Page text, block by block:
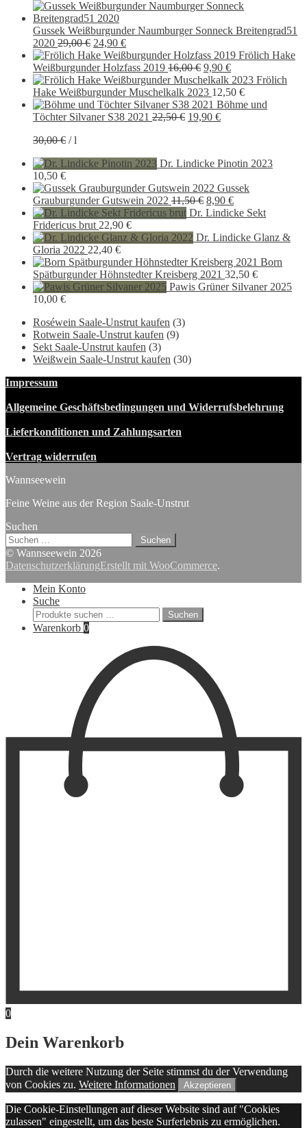
Gussek Weißburgunder Naumburger Sonneck Breitengrad51
2020 29,00€ Ursprünglicher
Preis
war:
29,00 €
24,90 €Aktueller
Preis
ist:
24,90 €.
Frölich Hake
Weißburgunder Holzfass 2019 16,00€ Ursprünglicher
Preis
war:
16,00 €
9,90 €Aktueller
Preis
ist:
9,90 €.
Frölich
Hake Weißburgunder Muschelkalk 2023 12,50 €
Böhme und
Töchter Silvaner S38 2021 22,50€ Ursprünglicher
19,90 €Aktueller
30,00€ /l
Dr. Lindicke Pinotin 2023
10,50 €
Gussek
Grauburgunder Gutswein 2022 11,50€ Ursprünglicher
Preis
11,50 €
8,90 €Aktueller
Preis
8,90 €.
Dr. Lindicke Sekt
Fridericus brut 22,90 €
Dr. Lindicke Glanz &
Gloria 2022 22,40 €
Born
Spätburgunder Höhnstedter Kreisberg 2021 32,50 €
Pawis Grüner Silvaner 2025
10,00 €
Roséwein Saale-Unstrut kaufen (3)
Rotwein Saale-Unstrut kaufen (9)
Sekt Saale-Unstrut kaufen (3)
Weißwein Saale-Unstrut kaufen (30)
Impressum
Allgemeine Geschäftsbedingungen und Widerrufsbelehrung
Lieferkonditionen und Zahlungsarten
Vertrag widerrufen
Wannseewein
Feine Weine aus der Region Saale-Unstrut
Suchen
Suchen
nach:
© Wannseewein 2026
DatenschutzerklärungErstellt mit WooCommerce.
Mein Konto
Suche
Suchen
nach:
Suchen
Warenkorb 0
0
Dein Warenkorb
Durch die weitere Nutzung der Seite stimmst du der Verwendung
von Cookies zu. Weitere Informationen Akzeptieren
Die Cookie-Einstellungen auf dieser Website sind auf "Cookies
zulassen" eingestellt, um das beste Surferlebnis zu ermöglichen.